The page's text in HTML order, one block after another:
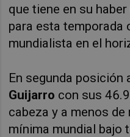
que tiene en su
para esta temporada
mundialista en el
En segunda posición
Guijarro con sus
cabeza y a menos
mínima mundial bajo